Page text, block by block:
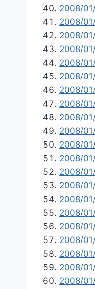
2008/
2008/
2008/
2008/
2008/
2008/
2008/
2008/
2008/
2008/
2008/
2008/
2008/
2008/
2008/
2008/
2008/
2008/
2008/
2008/
2008/